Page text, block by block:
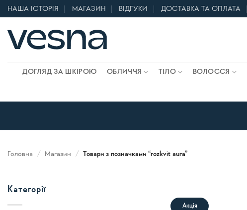
Skip
content
НАША ІСТОРІЯ МАГАЗИН ВІДГУКИ ДОСТАВКА ТА ОПЛАТА
ДОГЛЯД ЗА ШКІРОЮ ОБЛИЧЧЯ ТІЛО ВОЛОССЯ
Головна / Магазин / Товари з позначками “rozkvit aura”
Категорії
Акція